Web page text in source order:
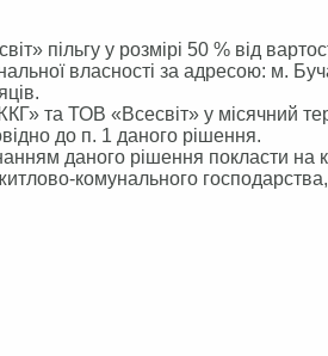
пільгу у розмірі 50 % від
власності за адресою: м.
та ТОВ «Всесвіт» у місячний
до п. 1 даного рішення.
даного рішення покласти на
комунального